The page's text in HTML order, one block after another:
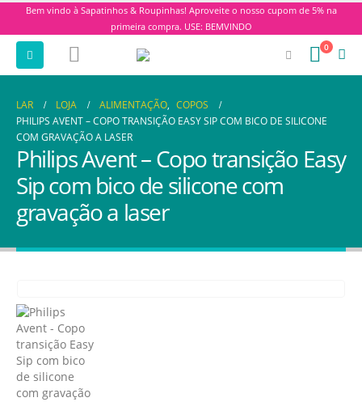
Bem vindo à Sapatinhos & Roupinhas! Aproveite o nosso cupom de 5% na
primeira compra. USE: BEMVINDO
0
LAR LOJA ALIMENTAÇÃO, COPOS
PHILIPS AVENT – COPO TRANSIÇÃO EASY SIP COM BICO DE SILICONE
COM GRAVAÇÃO A LASER
Philips Avent – Copo transição Easy
Sip com bico de silicone com
gravação a laser